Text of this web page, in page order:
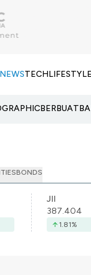
NEWSTECHLIFESTYLE
BONDS
JII
387.404
1.81%